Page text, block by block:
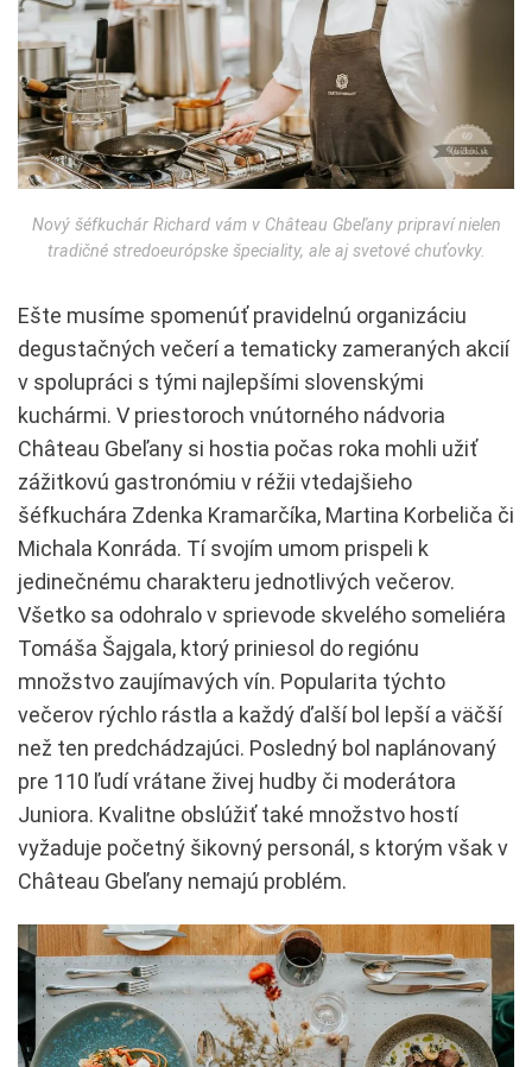
Nový šéfkuchár Richard vám v Château Gbeľany pripraví nielen
tradičné stredoeurópske špeciality, ale aj svetové chuťovky.
Ešte musíme spomenúť pravidelnú organizáciu
degustačných večerí a tematicky zameraných akcií
v spolupráci s tými najlepšími slovenskými
kuchármi. V priestoroch vnútorného nádvoria
Château Gbeľany si hostia počas roka mohli užiť
zážitkovú gastronómiu v réžii vtedajšieho
šéfkuchára Zdenka Kramarčíka, Martina Korbeliča či
Michala Konráda. Tí svojím umom prispeli k
jedinečnému charakteru jednotlivých večerov.
Všetko sa odohralo v sprievode skvelého someliéra
Tomáša Šajgala, ktorý priniesol do regiónu
množstvo zaujímavých vín. Popularita týchto
večerov rýchlo rástla a každý ďalší bol lepší a väčší
než ten predchádzajúci. Posledný bol naplánovaný
pre 110 ľudí vrátane živej hudby či moderátora
Juniora. Kvalitne obslúžiť také množstvo hostí
vyžaduje početný šikovný personál, s ktorým však v
Château Gbeľany nemajú problém.